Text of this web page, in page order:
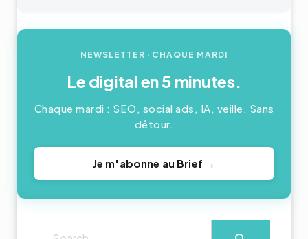
NEWSLETTER · CHAQUE MARDI
Le digital en 5 minutes.
Chaque mardi : SEO, social ads, IA, veille. Sans
détour.
Je m'abonne au Brief →